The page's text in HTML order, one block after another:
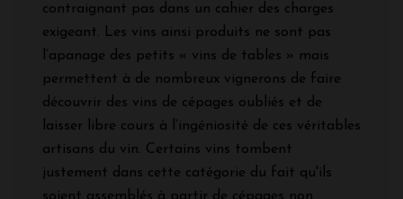
contraignant pas dans un cahier des charges
exigeant. Les vins ainsi produits ne sont pas
l’apanage des petits « vins de tables » mais
permettent à de nombreux vignerons de faire
découvrir des vins de cépages oubliés et de
laisser libre cours à l’ingéniosité de ces véritables
artisans du vin. Certains vins tombent
justement dans cette catégorie du fait qu'ils
soient assemblés à partir de cépages non